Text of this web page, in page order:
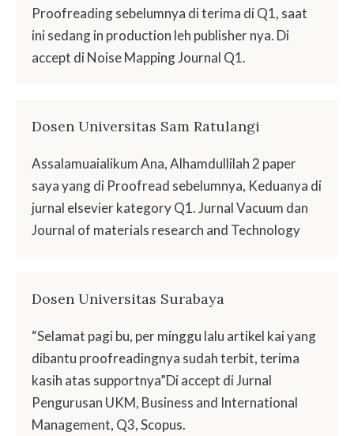
Proofreading sebelumnya di terima di Q1, saat
ini sedang in production leh publisher nya. Di
accept di Noise Mapping Journal Q1.
Dosen Universitas Sam Ratulangi
Assalamuaialikum Ana, Alhamdullilah 2 paper
saya yang di Proofread sebelumnya, Keduanya di
jurnal elsevier kategory Q1. Jurnal Vacuum dan
Journal of materials research and Technology
Dosen Universitas Surabaya
“Selamat pagi bu, per minggu lalu artikel kai yang
dibantu proofreadingnya sudah terbit, terima
kasih atas supportnya”Di accept di Jurnal
Pengurusan UKM, Business and International
Management, Q3, Scopus.